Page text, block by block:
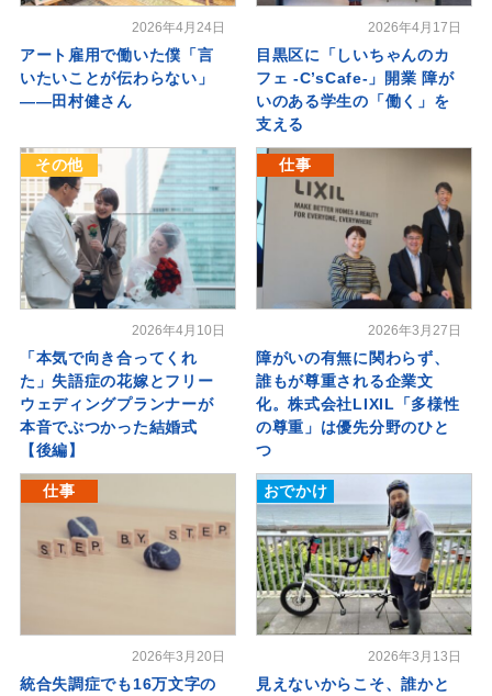
2026年4月24日
アート雇用で働いた僕「言
いたいことが伝わらない」
――田村健さん
2026年4月17日
目黒区に「しいちゃんのカ
フェ -C’sCafe-」開業 障が
いのある学生の「働く」を
支える
その他
2026年4月10日
「本気で向き合ってくれ
た」失語症の花嫁とフリー
ウェディングプランナーが
本音でぶつかった結婚式
【後編】
仕事
2026年3月27日
障がいの有無に関わらず、
誰もが尊重される企業文
化。株式会社LIXIL「多様性
の尊重」は優先分野のひと
つ
仕事
2026年3月20日
統合失調症でも16万文字の
おでかけ
2026年3月13日
見えないからこそ、誰かと